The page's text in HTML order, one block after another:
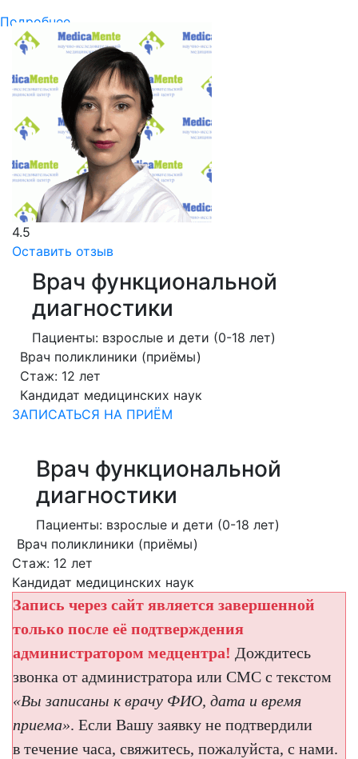
Подробнее
4.5
Оставить отзыв
Врач функциональной
диагностики
Пациенты: взрослые и дети (0-18 лет)
Врач поликлиники (приёмы)
Стаж: 12 лет
Кандидат медицинских наук
ЗАПИСАТЬСЯ НА ПРИЁМ
Врач функциональной
диагностики
Пациенты: взрослые и дети (0-18 лет)
Врач поликлиники (приёмы)
Стаж: 12 лет
Кандидат медицинских наук
Запись через сайт является завершенной
только после её подтверждения
администратором медцентра! Дождитесь
звонка от администратора или СМС с текстом
«Вы записаны к врачу ФИО, дата и время
приема». Если Вашу заявку не подтвердили
в течение часа, свяжитесь, пожалуйста, с нами.